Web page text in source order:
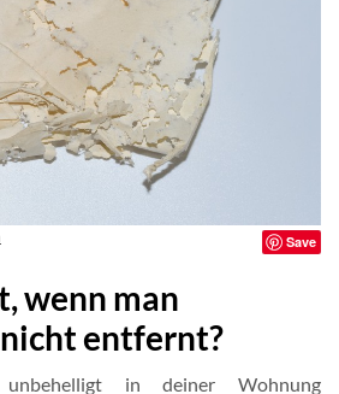
Save
wenn man
entfernt?
unbehelligt in deiner Wohnung